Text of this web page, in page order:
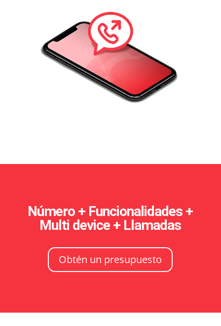
Número + Funcionalidades +
Multi device + Llamadas
Obtén un presupuesto